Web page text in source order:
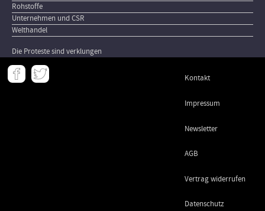
Rohstoffe
Unternehmen und CSR
Welthandel
Die Proteste sind verklungen
Meta
- Kontakt
Impressum
Newsletter
AGB
Vertrag widerrufen
Datenschutz